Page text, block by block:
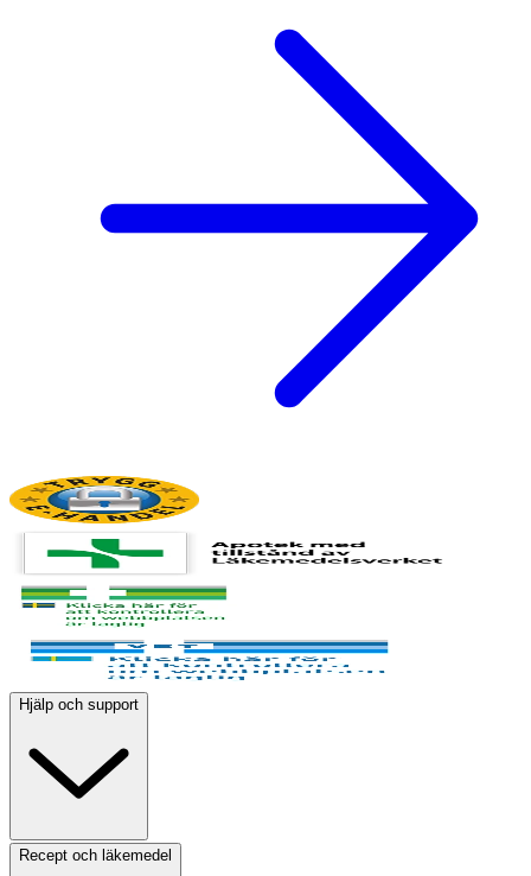
Hjälp och support
Recept och läkemedel